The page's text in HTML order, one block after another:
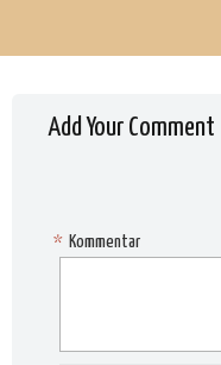
Add Your Comment
Kommentar
*